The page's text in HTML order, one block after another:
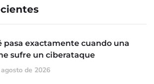
pasa exactamente cuando una
sufre un ciberataque
de 2026